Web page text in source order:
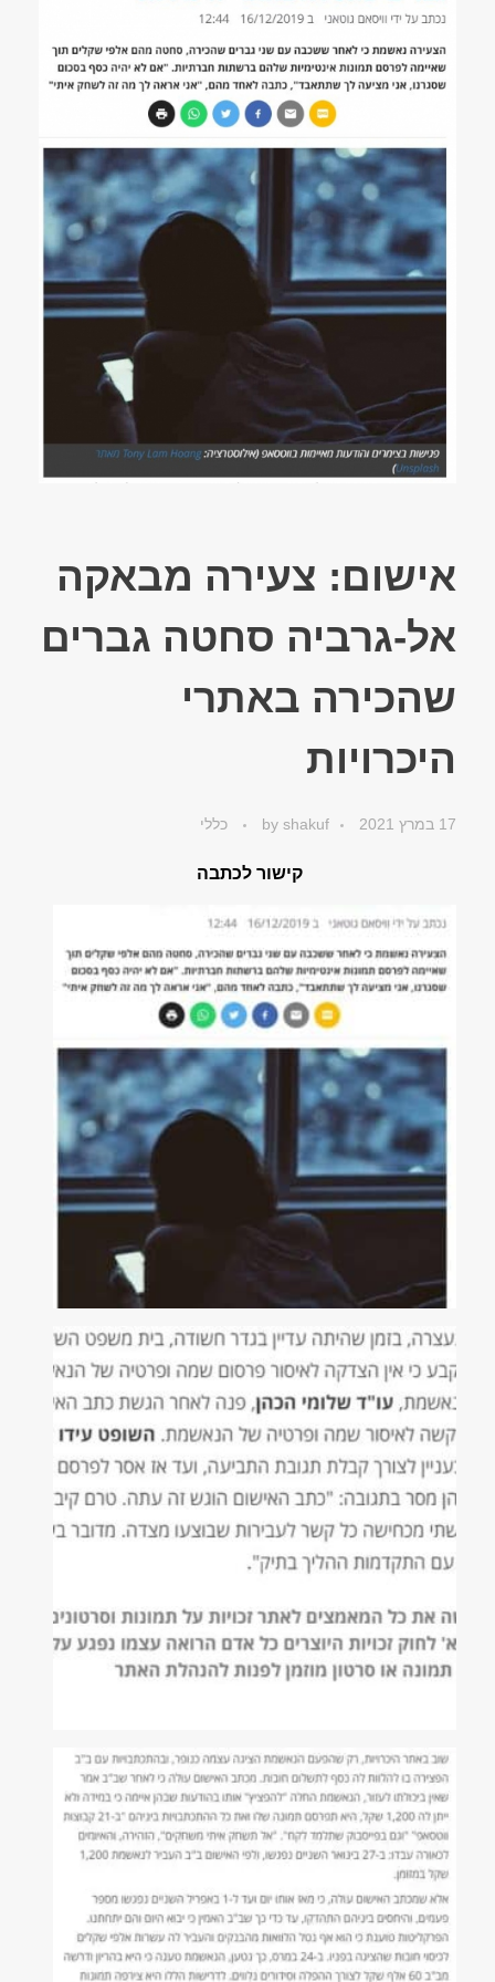
אישום: צעירה מבאקה
אל-גרביה סחטה גברים
שהכירה באתרי
היכרויות
17 במרץ 2021 by shakuf כללי
קישור לכתבה